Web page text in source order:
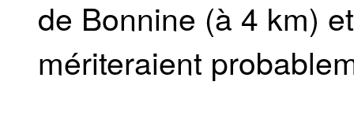
de Bonnine (à 4 km)
mériteraient